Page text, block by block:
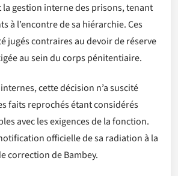
gestion interne des prisons, tenant
à l’encontre de sa hiérarchie. Ces
jugés contraires au devoir de réserve
au sein du corps pénitentiaire.
cette décision n’a suscité
faits reprochés étant considérés
avec les exigences de la fonction.
officielle de sa radiation à la
correction de Bambey.